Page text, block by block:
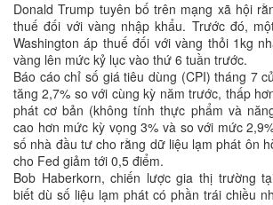
Donald Trump tuyên bố trên mạng xã hội
thuế đối với vàng nhập khẩu. Trước đó,
Washington áp thuế đối với vàng thỏi 1kg
vàng lên mức kỷ lục vào thứ 6 tuần trước.
Báo cáo chỉ số giá tiêu dùng (CPI) tháng 7
tăng 2,7% so với cùng kỳ năm trước, thấp
phát cơ bản (không tính thực phẩm và
cao hơn mức kỳ vọng 3% và so với mức
số nhà đầu tư cho rằng dữ liệu lạm phát ôn
cho Fed giảm tới 0,5 điểm.
Bob Haberkorn, chiến lược gia thị trường
biết dù số liệu lạm phát có phần trái chiều